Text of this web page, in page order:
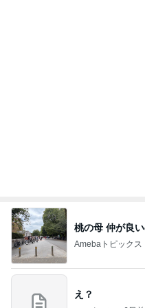
桃の母 仲が良
Amebaトピックス
え？